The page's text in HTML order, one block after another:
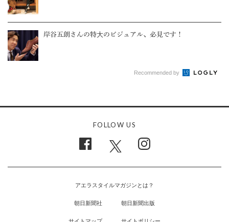
岸谷五朗さんの特大のビジュアル、必見です！
Recommended by
FOLLOW US
アエラスタイルマガジンとは？
朝日新聞社 朝日新聞出版